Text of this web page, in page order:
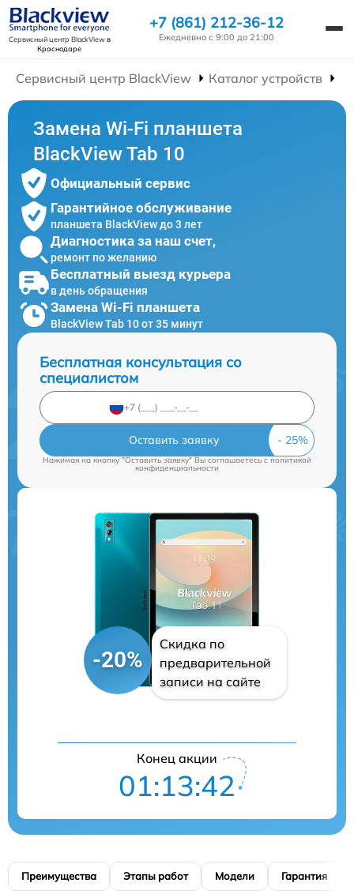
Сервисный центр BlackViewв
Краснодаре
+7 (861) 212-36-12
Ежедневно с 9:00 до 21:00
Сервисный центр BlackView Каталог устройств
Замена Wi-Fi планшета
BlackView Tab 10
Официальный сервис
Гарантийное обслуживание
планшета BlackView до 3 лет
Диагностика за наш счет,
ремонт по желанию
Бесплатный выезд курьера
в день обращения
Замена Wi-Fi планшета
BlackView Tab 10 от 35 минут
Бесплатная консультация со
специалистом
Оставить заявку
Нажимая на кнопку "Оставить заявку" Вы соглашаетесь cполитикой
конфиденциальности
-20%
Скидка по
предварительной
записи на сайте
Конец акции
01:13:41
Преимущества Этапы работ Модели Гарантия